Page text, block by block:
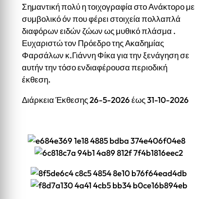
Σημαντική πολύ η τοιχογραφία στο Ανάκτορο με
συμβολικό όν που φέρει στοιχεία πολλαπλά
διαφόρων ειδών ζώων ως μυθικό πλάσμα .
Ευχαριστώ τον Πρόεδρο της Ακαδημίας
Φαρσάλων κ.Γιάννη Φίκα για την ξενάγηση σε
αυτήν την τόσο ενδιαφέρουσα περιοδική
έκθεση.
Διάρκεια Έκθεσης 26-5-2026 έως 31-10-2026